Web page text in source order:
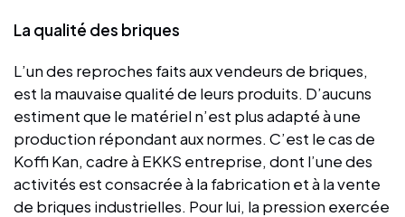
La qualité des briques
L’un des reproches faits aux vendeurs de briques,
est la mauvaise qualité de leurs produits. D’aucuns
estiment que le matériel n’est plus adapté à une
production répondant aux normes. C’est le cas de
Koffi Kan, cadre à EKKS entreprise, dont l’une des
activités est consacrée à la fabrication et à la vente
de briques industrielles. Pour lui, la pression exercée